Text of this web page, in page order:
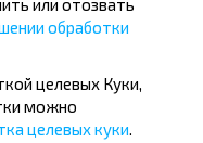
- Барановичи
обработки
целевых Куки,
можно
целевых куки